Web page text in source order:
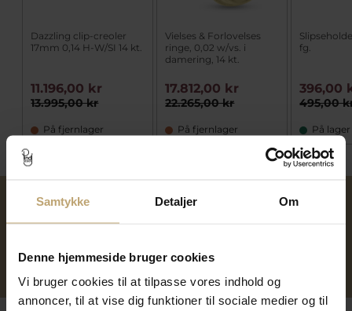
Samtykke Detaljer Om
Denne hjemmeside bruger cookies
Vi bruger cookies til at tilpasse vores indhold og
annoncer, til at vise dig funktioner til sociale medier og til
Dazzling clip-creoler
17mm 0,14 H-W/SI 14 kt.
13.995,00 kr
11.196,00 kr
På fjernlager
Vielses & Forlovelses
ringe, 0,02 w/vs. i
damering, 14 kt.
22.265,00 kr
17.812,00 kr
På fjernlager
fg.
495,00
396,00
På lager
Personlig kundeservice
Reparation af smykker og
ure